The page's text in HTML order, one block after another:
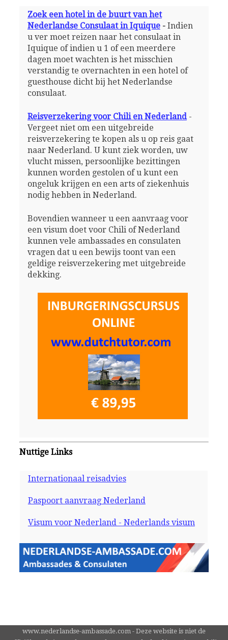
Zoek een hotel in de buurt van het
Nederlandse Consulaat in Iquique- Indien
u ver moet reizen naar het consulaat in
Iquique of indien u 1 of een meerdere
dagen moet wachten is het misschien
verstandig te overnachten in een hotel of
guesthouse dicht bij het Nederlandse
consulaat.
Reisverzekering voor Chili en Nederland-
Vergeet niet om een uitgebreide
reisverzekering te kopen als u op reis gaat
naar Nederland. U kunt ziek worden, uw
vlucht missen, persoonlijke bezittingen
kunnen worden gestolen of u kunt een
ongeluk krijgen en een arts of ziekenhuis
nodig hebben in Nederland.
Bovendien wanneer u een aanvraag voor
een visum doet voor Chili of Nederland
kunnen vele ambassades en consulaten
vragen dat u een bewijs toont van een
geldige reisverzekering met uitgebreide
dekking.
Nuttige Links
Internationaal reisadvies
Paspoort aanvraag Nederland
Visum voor Nederland - Nederlands visum
www.nederlandse-ambassade.com - Deze website is niet de